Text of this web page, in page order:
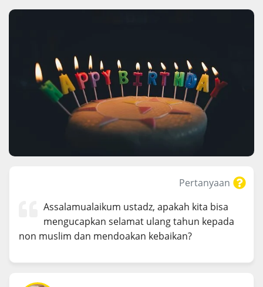
Pertanyaan
Assalamualaikum ustadz, apakah kita bisa
mengucapkan selamat ulang tahun kepada
non muslim dan mendoakan kebaikan?